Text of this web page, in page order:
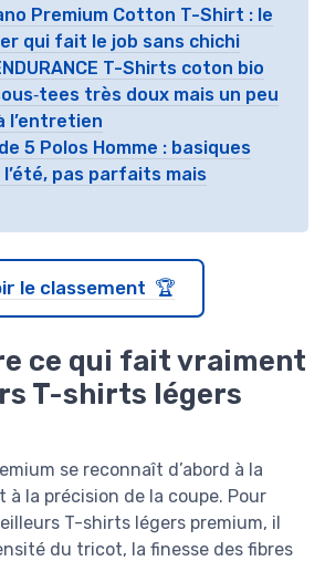
Premium Cotton T-Shirt : le
qui fait le job sans chichi
T-Shirts coton bio
très doux mais un peu
l’entretien
5 Polos Homme : basiques
pas parfaits mais
le classement 🏆
ce qui fait vraiment
T-shirts légers
se reconnaît d’abord à la
la précision de la coupe. Pour
T-shirts légers premium, il
du tricot, la finesse des fibres